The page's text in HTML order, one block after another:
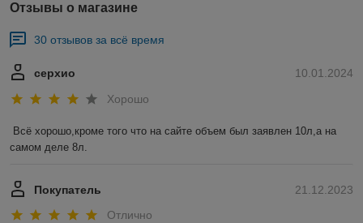
Отзывы о магазине
30 отзывов за всё время
10.01.2024
серхио
Хорошо
Всё хорошо,кроме того что на сайте объем был заявлен 10л,а на
самом деле 8л.
21.12.2023
Покупатель
Отлично